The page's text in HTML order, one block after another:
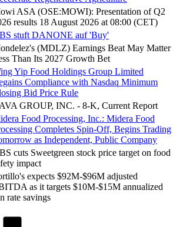
ASA (OSE:MOWI): Presentation of Q2
results 18 August 2026 at 08:00 (CET)
stuft DANONE auf 'Buy'
(MDLZ) Earnings Beat May Matter
Than Its 2027 Growth Bet
Yip Food Holdings Group Limited
Compliance with Nasdaq Minimum
Bid Price Rule
GROUP, INC. - 8-K, Current Report
Food Processing, Inc.: Midera Food
Completes Spin-Off, Begins Trading
as Independent, Public Company
cuts Sweetgreen stock price target on food
impact
expects $92M-$96M adjusted
as it targets $10M-$15M annualized
rate savings